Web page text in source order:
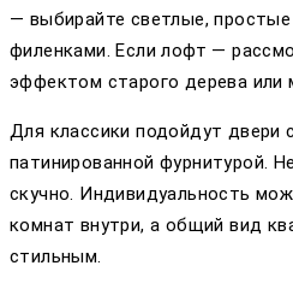
— выбирайте светлые,
филенками. Если лофт —
эффектом старого дерева или
Для классики подойдут двери
патинированной фурнитурой.
скучно. Индивидуальность
комнат внутри, а общий вид
стильным.